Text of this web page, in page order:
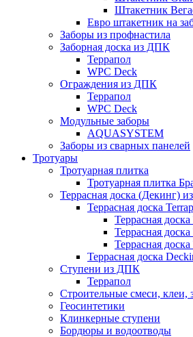
Штакетник
Евро штакетник на
Заборы из профнастила
Заборная доска из ДПК
Террапол
WPC Deck
Ограждения из ДПК
Террапол
WPC Deck
Модульные заборы
AQUASYSTEM
Заборы из сварных панелей
Тротуары
Тротуарная плитка
Тротуарная плитка
Террасная доска (Декинг)
Террасная доска
Террасная
Террасная
Террасная
Террасная доска
Ступени из ДПК
Террапол
Строительные смеси, клеи,
Геосинтетики
Клинкерные ступени
Бордюры и водоотводы